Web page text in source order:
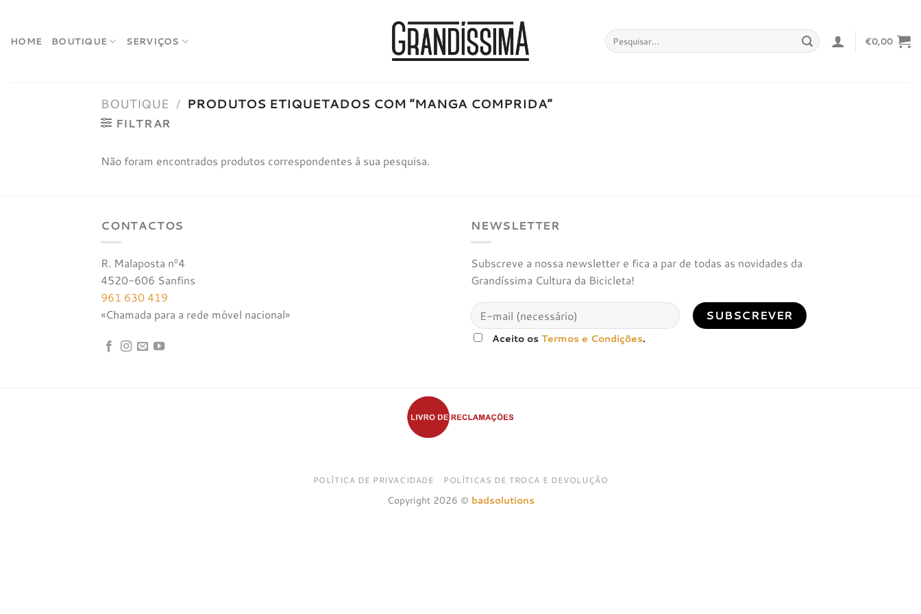
content
HOME BOUTIQUE SERVIÇOS
Pesquisar
por:
€0,00
BOUTIQUE / PRODUTOS ETIQUETADOS COM “MANGA COMPRIDA”
FILTRAR
Não foram encontrados produtos correspondentes à sua pesquisa.
CONTACTOS
R. Malaposta nº4
4520-606 Sanfins
961 630 419
«Chamada para a rede móvel nacional»
NEWSLETTER
Subscreve a nossa newsletter e fica a par de todas as novidades da
Grandíssima Cultura da Bicicleta!
Aceito osTermos e Condições.
POLÍTICA DE PRIVACIDADE POLÍTICAS DE TROCA E DEVOLUÇÃO
Copyright 2026 © badsolutions